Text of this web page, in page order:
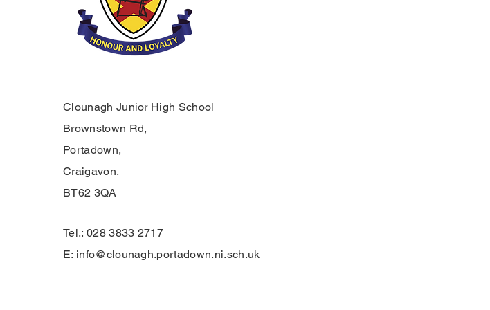
Clounagh Junior High School
Brownstown Rd,
Portadown,
Craigavon,
BT62 3QA
Tel.: 028 3833 2717
E: info@clounagh.portadown.ni.sch.uk